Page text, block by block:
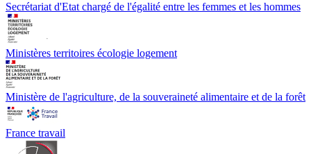
Secrétariat d'Etat chargé de l'égalité entre les femmes et les hommes
Ministères territoires écologie logement
Ministère de l'agriculture, de la souveraineté alimentaire et de la forêt
France travail